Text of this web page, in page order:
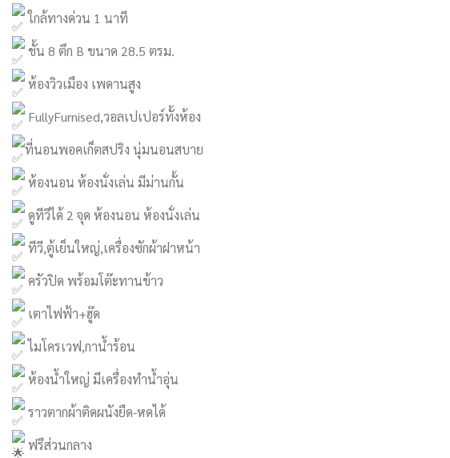
ใกล้ทางด่วน 1 นาที
ชั้น 8 ตึก B ขนาด 28.5 ตรม.
ห้องวิวเมือง เพดานสูง
FullyFurnised,วอลเปเปอร์ทั้งห้อง
ที่นอนพอคเก็ตสปริง นุ่มนอนสบาย
ห้องนอน ห้องนั่งเล่น มีม่านกั้น
ดูทีวีได้ 2 จุด ห้องนอน ห้องนั่งเล่น
ทีวี,ตู้เย็นใหญ่,เครื่องซักผ้าฝาหน้า
ครัวปิด พร้อมโต๊ะทานข้าว
เตาไฟฟ้า+ฮู๊ด
ไมโครเวฟ,กาน้ำร้อน
ห้องน้ำใหญ่ มีเครื่องทำน้ำอุ่น
ราวตากผ้าติดผนังยืด-หดได้
ฟรีส่วนกลาง